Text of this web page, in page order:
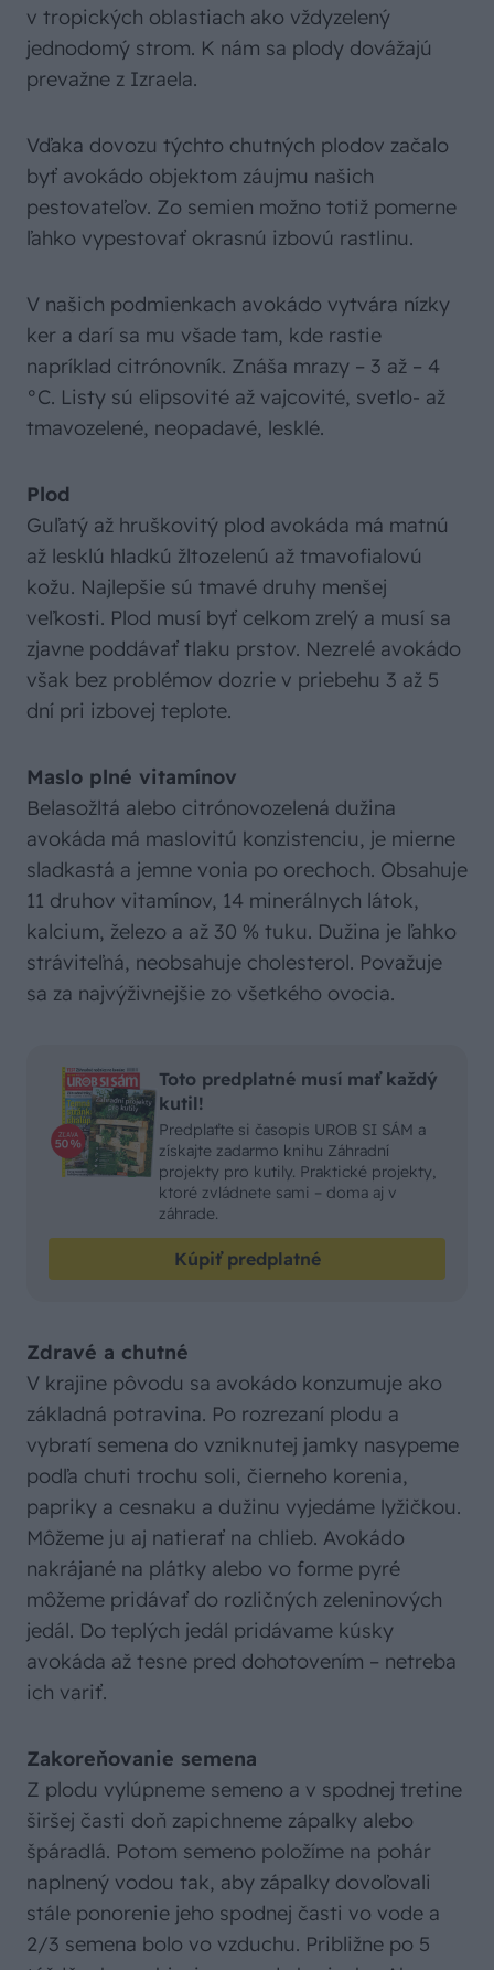
v tropických oblastiach ako vždyzelený
jednodomý strom. K nám sa plody dovážajú
prevažne z Izraela.
Vďaka dovozu týchto chutných plodov začalo
byť avokádo objektom záujmu našich
pestovateľov. Zo semien možno totiž pomerne
ľahko vypestovať okrasnú izbovú rastlinu.
V našich podmienkach avokádo vytvára nízky
ker a darí sa mu všade tam, kde rastie
napríklad citrónovník. Znáša mrazy – 3 až – 4
°C. Listy sú elipsovité až vajcovité, svetlo- až
tmavozelené, neopadavé, lesklé.
Plod
Guľatý až hruškovitý plod avokáda má matnú
až lesklú hladkú žltozelenú až tmavofialovú
kožu. Najlepšie sú tmavé druhy menšej
veľkosti. Plod musí byť celkom zrelý a musí sa
zjavne poddávať tlaku prstov. Nezrelé avokádo
však bez problémov dozrie v priebehu 3 až 5
dní pri izbovej teplote.
Maslo plné vitamínov
Belasožltá alebo citrónovozelená dužina
avokáda má maslovitú konzistenciu, je mierne
sladkastá a jemne vonia po orechoch. Obsahuje
11 druhov vitamínov, 14 minerálnych látok,
kalcium, železo a až 30 % tuku. Dužina je ľahko
stráviteľná, neobsahuje cholesterol. Považuje
sa za najvýživnejšie zo všetkého ovocia.
Toto predplatné musí mať každý
kutil!
Predplaťte si časopis UROB SI SÁM a
získajte zadarmo knihu Záhradní
projekty pro kutily. Praktické projekty,
ktoré zvládnete sami – doma aj v
záhrade.
Kúpiť predplatné
Zdravé a chutné
V krajine pôvodu sa avokádo konzumuje ako
základná potravina. Po rozrezaní plodu a
vybratí semena do vzniknutej jamky nasypeme
podľa chuti trochu soli, čierneho korenia,
papriky a cesnaku a dužinu vyjedáme lyžičkou.
Môžeme ju aj natierať na chlieb. Avokádo
nakrájané na plátky alebo vo forme pyré
môžeme pridávať do rozličných zeleninových
jedál. Do teplých jedál pridávame kúsky
avokáda až tesne pred dohotovením – netreba
ich variť.
Zakoreňovanie semena
Z plodu vylúpneme semeno a v spodnej tretine
širšej časti doň zapichneme zápalky alebo
špáradlá. Potom semeno položíme na pohár
naplnený vodou tak, aby zápalky dovoľovali
stále ponorenie jeho spodnej časti vo vode a
2/3 semena bolo vo vzduchu. Približne po 5